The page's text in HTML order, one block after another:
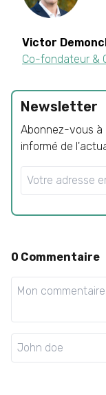
Victor
Co-fondateur &
Newsletter
Abonnez-vous
informé de
0 Commentaire